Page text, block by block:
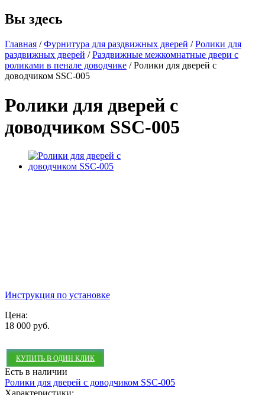
Вы здесь
Главная / Фурнитура для раздвижных дверей / Ролики для
раздвижных дверей / Раздвижные межкомнатные двери с
роликами в пенале доводчике / Ролики для дверей с
доводчиком SSC-005
Ролики для дверей с
доводчиком SSC-005
Инструкция по установке
Цена:
18 000 руб.
КУПИТЬ В ОДИН КЛИК
Есть в наличии
Ролики для дверей с доводчиком SSC-005